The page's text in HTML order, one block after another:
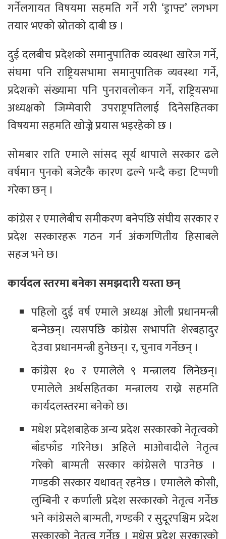
गर्नेलगायत विषयमा सहमति गर्ने गरी ‘ड्राफ्ट’ लगभग
तयार भएको स्रोतको दाबी छ ।
दुई दलबीच प्रदेशको समानुपातिक व्यवस्था खारेज गर्ने,
संघमा पनि राष्ट्रियसभामा समानुपातिक व्यवस्था गर्ने,
प्रदेशको संख्यामा पनि पुनरावलोकन गर्ने, राष्ट्रियसभा
अध्यक्षको जिम्मेवारी उपराष्ट्रपतिलाई दिनेसहितका
विषयमा सहमति खोज्ने प्रयास भइरहेको छ ।
सोमबार राति एमाले सांसद सूर्य थापाले सरकार ढले
वर्षमान पुनको बजेटकै कारण ढल्ने भन्दै कडा टिप्पणी
गरेका छन् ।
कांग्रेस र एमालेबीच समीकरण बनेपछि संघीय सरकार र
प्रदेश सरकारहरू गठन गर्न अंकगणितीय हिसाबले
सहज भने छ।
कार्यदल स्तरमा बनेका समझदारी यस्ता छन्
पहिलो दुई वर्ष एमाले अध्यक्ष ओली प्रधानमन्त्री
बन्‍नेछन्। त्यसपछि कांग्रेस सभापति शेरबहादुर
देउवा प्रधानमन्त्री हुनेछन्। र, चुनाव गर्नेछन् ।
कांग्रेस १० र एमालेले ९ मन्त्रालय लिनेछन्।
एमालेले अर्थसहितका मन्त्रालय राख्ने सहमति
कार्यदलस्तरमा बनेको छ।
मधेश प्रदेशबाहेक अन्य प्रदेश सरकारको नेतृत्वको
बाँडफाँड गरिनेछ। अहिले माओवादीले नेतृत्व
गरेको बाग्मती सरकार कांग्रेसले पाउनेछ ।
गण्डकी सरकार यथावत् रहनेछ । एमालेले कोसी,
लुम्बिनी र कर्णाली प्रदेश सरकारको नेतृत्व गर्नेछ
भने कांग्रेसले बाग्मती, गण्डकी र सुदूरपश्चिम प्रदेश